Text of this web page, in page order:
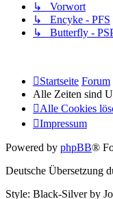
↳ Vorwort
↳ Encyke - PFS
↳ Butterfly -
Startseite Forum
Alle Zeiten sind
Alle Cookies
Impressum
Powered by phpBB®
Deutsche Übersetzung
Style: Black-Silver by